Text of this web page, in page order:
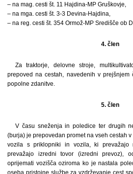
– na mag. cesti št. 11 Hajdina-MP Gruškovje,
– na mga. cesti št. 3-3 Devina-Hajdina,
– na reg. cesti št. 354 Ormož-MP Središče ob
4. člen
Za traktorje, delovne stroje,
prepoved na cestah, navedenih v
popolne zdanitve.
5. člen
V času sneženja in poledice ter drugih
(burja) je prepovedan promet na vseh cestah
vozila s priklopniki in vozila, ki prevažajo
prevažajo izredni tovor (izredni prevoz),
oprijemati vozišča oziroma ko je nastala
oseba pristojne službe za vzdrževanje cest